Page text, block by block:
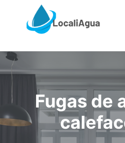
contenido
Fugas de